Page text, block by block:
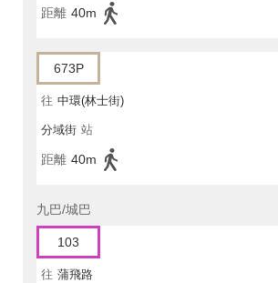
距離 40m
673P
往 中環(林士街)
分域街 站
距離 40m
九巴/城巴
103
往 蒲飛路